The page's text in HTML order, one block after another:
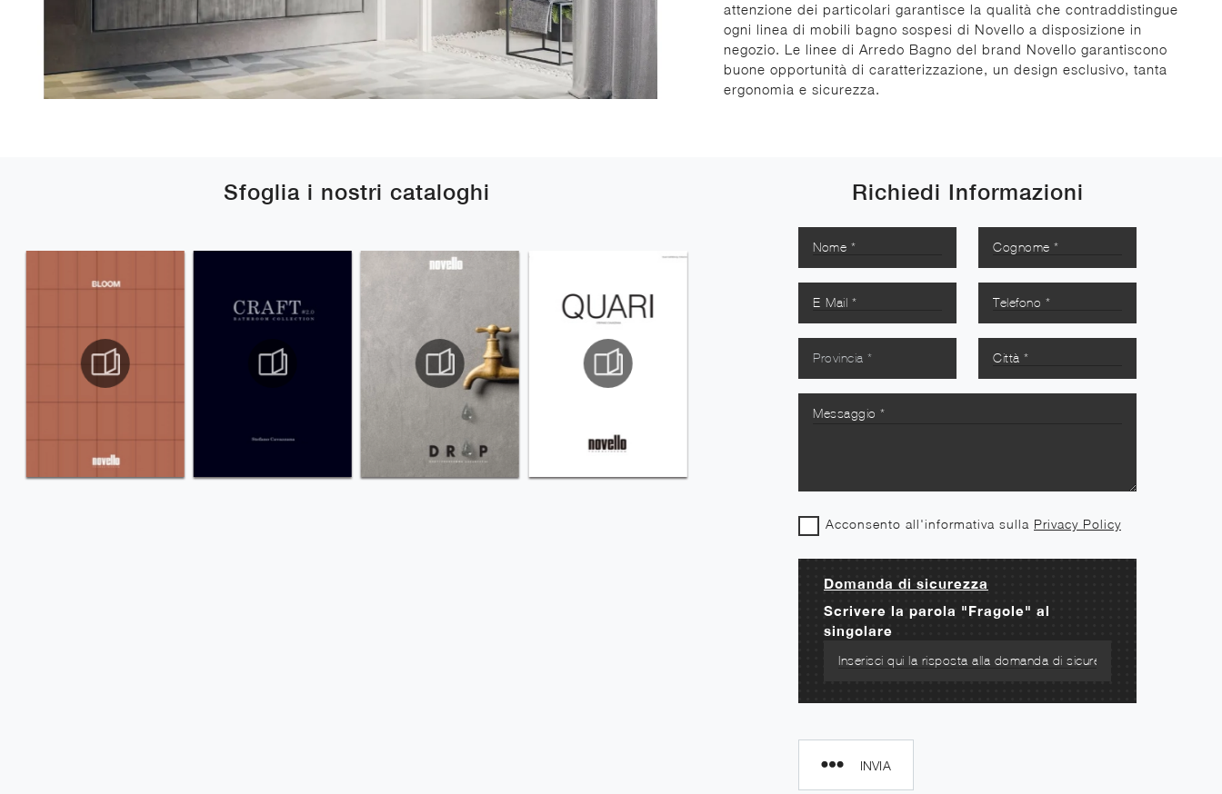
attenzione dei particolari garantisce la qualità che contraddistingue
ogni linea di mobili bagno sospesi di Novello a disposizione in
negozio. Le linee di Arredo Bagno del brand Novello garantiscono
buone opportunità di caratterizzazione, un design esclusivo, tanta
ergonomia e sicurezza.
Sfoglia i nostri cataloghi Richiedi Informazioni
Acconsento all'informativa sulla Privacy Policy
Domanda di sicurezza
Scrivere la parola "Fragole" al
singolare
INVIA